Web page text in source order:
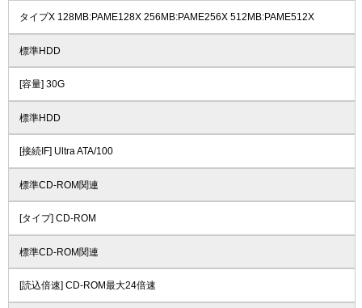
タイプX 128MB:PAME128X 256MB:PAME256X 512MB:PAME512X
標準HDD
[容量] 30G
標準HDD
[接続IF] Ultra ATA/100
標準CD-ROM関連
[タイプ] CD-ROM
標準CD-ROM関連
[読込倍速] CD-ROM最大24倍速